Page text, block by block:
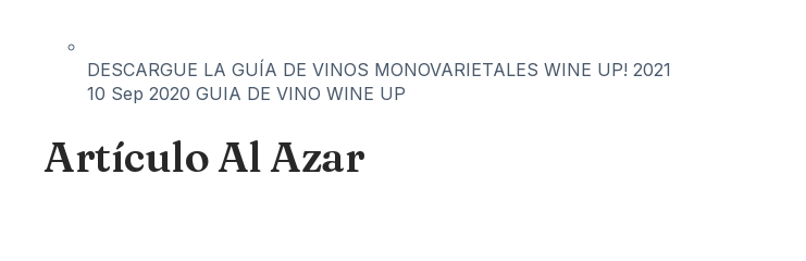
DESCARGUE LA GUÍA DE VINOS MONOVARIETALES WINE UP! 2021
10 Sep 2020 GUIA DE VINO WINE UP
Artículo Al Azar